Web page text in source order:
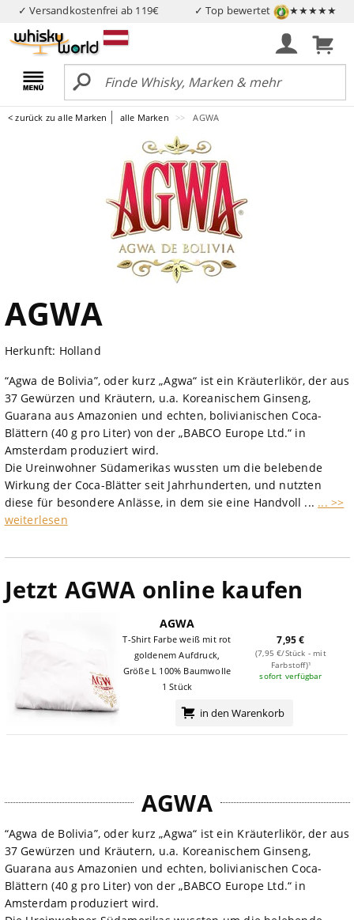
✓ Versandkostenfrei ab 119€ ✓ Top bewertet ★★★★★
< zurück zu alle Marken alle Marken AGWA
AGWA
Herkunft: Holland
“Agwa de Bolivia”, oder kurz „Agwa“ ist ein Kräuterlikör, der aus
37 Gewürzen und Kräutern, u.a. Koreanischem Ginseng,
Guarana aus Amazonien und echten, bolivianischen Coca-
Blättern (40 g pro Liter) von der „BABCO Europe Ltd.“ in
Amsterdam produziert wird.
Die Ureinwohner Südamerikas wussten um die belebende
Wirkung der Coca-Blätter seit Jahrhunderten, und nutzten
diese für besondere Anlässe, in dem sie eine Handvoll ... ... >>
weiterlesen
Jetzt AGWA online kaufen
AGWA
T-Shirt Farbe weiß mit rot
goldenem Aufdruck,
Größe L 100% Baumwolle
1 Stück
7,95 €
(7,95 €/Stück - mit
Farbstoff)¹
sofort verfügbar
in den Warenkorb
AGWA
“Agwa de Bolivia”, oder kurz „Agwa“ ist ein Kräuterlikör, der aus
37 Gewürzen und Kräutern, u.a. Koreanischem Ginseng,
Guarana aus Amazonien und echten, bolivianischen Coca-
Blättern (40 g pro Liter) von der „BABCO Europe Ltd.“ in
Amsterdam produziert wird.